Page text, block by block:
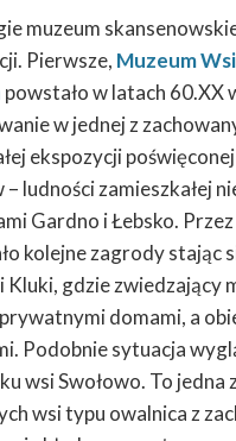
muzeum
Pierwsze, Muzeum
powstało w latach 60.XX
w jednej z
ekspozycji
– ludności zamieszkałej
Gardno i Łebsko.
kolejne zagrody stając
Kluki, gdzie zwiedzający
domami, a
Podobnie sytuacja
wsi Swołowo. To jedna
wsi typu owalnica z